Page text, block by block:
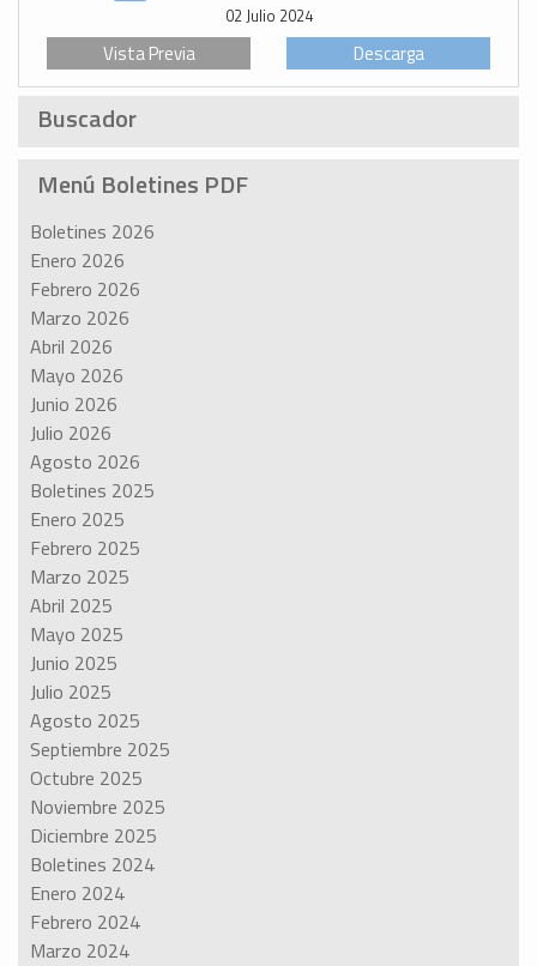
02 Julio 2024
Descarga
Vista Previa
Buscador
Menú Boletines PDF
Boletines 2026
Enero 2026
Febrero 2026
Marzo 2026
Abril 2026
Mayo 2026
Junio 2026
Julio 2026
Agosto 2026
Boletines 2025
Enero 2025
Febrero 2025
Marzo 2025
Abril 2025
Mayo 2025
Junio 2025
Julio 2025
Agosto 2025
Septiembre 2025
Octubre 2025
Noviembre 2025
Diciembre 2025
Boletines 2024
Enero 2024
Febrero 2024
Marzo 2024